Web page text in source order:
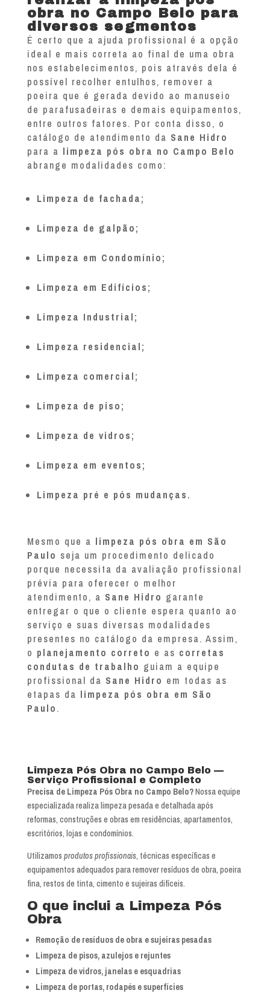
obra no Campo Belo para
diversos segmentos
É certo que a ajuda profissional é a opção
ideal e mais correta ao final de uma obra
nos estabelecimentos, pois através dela é
possível recolher entulhos, remover a
poeira que é gerada devido ao manuseio
de parafusadeiras e demais equipamentos,
entre outros fatores. Por conta disso, o
catálogo de atendimento da Sane Hidro
para a limpeza pós obra no Campo Belo
abrange modalidades como:
Limpeza de fachada;
Limpeza de galpão;
Limpeza em Condomínio;
Limpeza em Edifícios;
Limpeza Industrial;
Limpeza residencial;
Limpeza comercial;
Limpeza de piso;
Limpeza de vidros;
Limpeza em eventos;
Limpeza pré e pós mudanças.
Mesmo que a limpeza pós obra em São
Paulo seja um procedimento delicado
porque necessita da avaliação profissional
prévia para oferecer o melhor
atendimento, a Sane Hidro garante
entregar o que o cliente espera quanto ao
serviço e suas diversas modalidades
presentes no catálogo da empresa. Assim,
o planejamento correto e as corretas
condutas de trabalho guiam a equipe
profissional da Sane Hidro em todas as
etapas da limpeza pós obra em São
Paulo.
Limpeza Pós Obra no Campo Belo —
Serviço Profissional e Completo
Precisa de Limpeza Pós Obra no Campo Belo?Nossa equipe
especializada realiza limpeza pesada e detalhada após
reformas, construções e obras em residências, apartamentos,
escritórios, lojas e condomínios.
Utilizamos produtos profissionais, técnicas específicas e
equipamentos adequados para remover resíduos de obra, poeira
fina, restos de tinta, cimento e sujeiras difíceis.
O que inclui a Limpeza Pós
Obra
Remoção de resíduos de obra e sujeiras pesadas
Limpeza de pisos, azulejos e rejuntes
Limpeza de vidros, janelas e esquadrias
Limpeza de portas, rodapés e superfícies